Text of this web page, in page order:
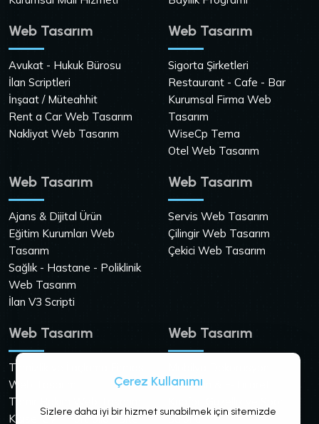
Web Tasarım
Avukat - Hukuk Bürosu
İlan Scriptleri
İnşaat / Müteahhit
Rent a Car Web Tasarım
Nakliyat Web Tasarım
Web Tasarım
Sigorta Şirketleri
Restaurant - Cafe - Bar
Kurumsal Firma Web
Tasarım
WiseCp Tema
Otel Web Tasarım
Web Tasarım
Ajans & Dijital Ürün
Eğitim Kurumları Web
Tasarım
Sağlık - Hastane - Poliklinik
Web Tasarım
İlan V3 Scripti
Web Tasarım
Servis Web Tasarım
Çilingir Web Tasarım
Çekici Web Tasarım
Web Tasarım
Temizlik ve İlaçlama Firması
Web Tasarım
Tamir Bakım Web Tasarım
Kişisel CV - Portfolio - Site
Web Tasarım
Tek Ürün & E-Ticaret
Salonu
Çerez Kullanımı
Sizlere daha iyi bir hizmet sunabilmek için sitemizde